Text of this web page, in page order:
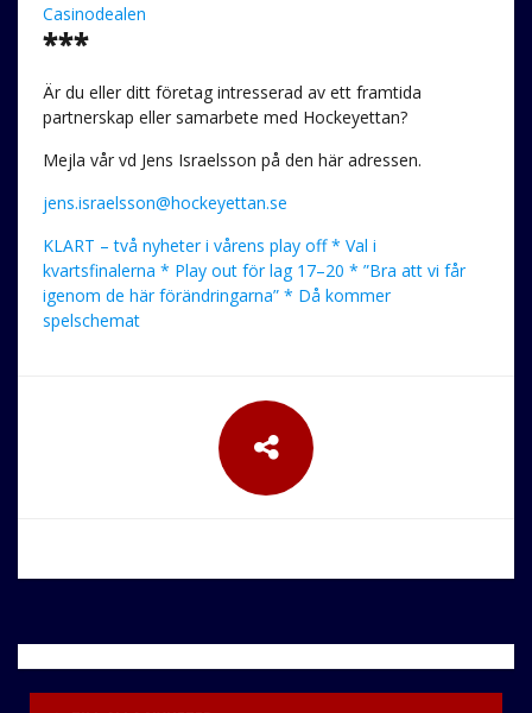
Casinodealen
***
Är du eller ditt företag intresserad av ett framtida
partnerskap eller samarbete med Hockeyettan?
Mejla vår vd Jens Israelsson på den här adressen.
jens.israelsson@hockeyettan.se
KLART – två nyheter i vårens play off * Val i
kvartsfinalerna * Play out för lag 17–20 * ”Bra att vi får
igenom de här förändringarna” * Då kommer
spelschemat